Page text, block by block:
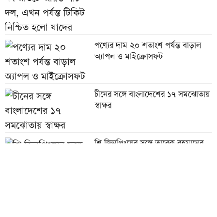
পণ্যের দাম ২০ শতাংশ পর্যন্ত বাড়াল
অ্যাপল ও মাইক্রোসফট
চীনের সঙ্গে বাংলাদেশের ১৭ সমঝোতায়
স্বাক্ষর
শি জিনপিংয়ের সঙ্গে তারেক রহমানের